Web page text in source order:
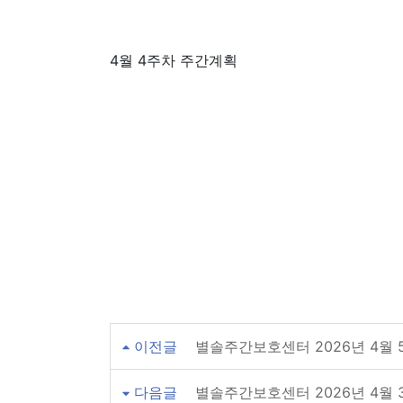
4월 4주차 주간계획
이전글 별솔주간보호센터 2026년 4월
다음글 별솔주간보호센터 2026년 4월